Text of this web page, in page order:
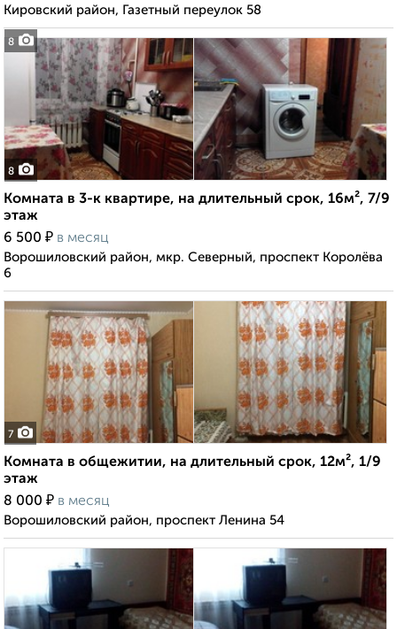
8
Кировский район, Газетный переулок 58
8
Комната в 3-к квартире, на длительный срок, 16м², 7/9
этаж
6 500 ₽ в месяц
Ворошиловский район, мкр. Северный, проспект Королёва
6
7
Комната в общежитии, на длительный срок, 12м², 1/9
этаж
8 000 ₽ в месяц
Ворошиловский район, проспект Ленина 54